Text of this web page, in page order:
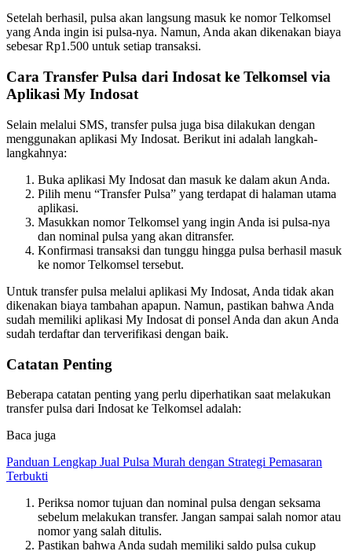
Setelah berhasil, pulsa akan langsung masuk ke nomor Telkomsel
yang Anda ingin isi pulsa-nya. Namun, Anda akan dikenakan biaya
sebesar Rp1.500 untuk setiap transaksi.
Cara Transfer Pulsa dari Indosat ke Telkomsel via
Aplikasi My Indosat
Selain melalui SMS, transfer pulsa juga bisa dilakukan dengan
menggunakan aplikasi My Indosat. Berikut ini adalah langkah-
langkahnya:
Buka aplikasi My Indosat dan masuk ke dalam akun Anda.
Pilih menu “Transfer Pulsa” yang terdapat di halaman utama
aplikasi.
Masukkan nomor Telkomsel yang ingin Anda isi pulsa-nya
dan nominal pulsa yang akan ditransfer.
Konfirmasi transaksi dan tunggu hingga pulsa berhasil masuk
ke nomor Telkomsel tersebut.
Untuk transfer pulsa melalui aplikasi My Indosat, Anda tidak akan
dikenakan biaya tambahan apapun. Namun, pastikan bahwa Anda
sudah memiliki aplikasi My Indosat di ponsel Anda dan akun Anda
sudah terdaftar dan terverifikasi dengan baik.
Catatan Penting
Beberapa catatan penting yang perlu diperhatikan saat melakukan
transfer pulsa dari Indosat ke Telkomsel adalah:
Baca juga
Panduan Lengkap Jual Pulsa Murah dengan Strategi Pemasaran
Terbukti
Periksa nomor tujuan dan nominal pulsa dengan seksama
sebelum melakukan transfer. Jangan sampai salah nomor atau
nomor yang salah ditulis.
Pastikan bahwa Anda sudah memiliki saldo pulsa cukup